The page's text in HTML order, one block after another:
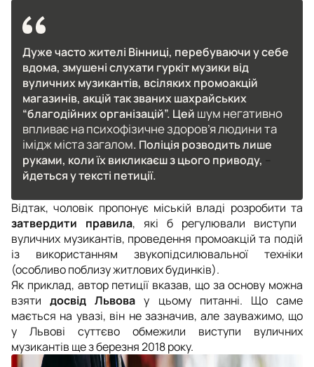
Дуже часто жителі Вінниці, перебуваючи у себе
вдома, змушені слухати гуркіт музики від
вуличних музикантів, всіляких промоакцій
магазинів, акцій так званих шахрайських
“благодійних організацій”. Цей шум негативно
впливає на психофізичне здоров’я людини та
імідж міста загалом. Поліція розводить лише
руками, коли їх викликаєш з цього приводу,
йдеться у тексті петиції.
Відтак, чоловік пропонує міській владі розробити та
затвердити правила, які б регулювали виступи
вуличних музикантів, проведення промоакцій та подій
із використанням звукопідсилювальної техніки
(особливо поблизу житлових будинків).
Як приклад, автор петиції вказав, що за основу можна
взятидосвід Львова у цьому питанні. Що саме
мається на увазі, він не зазначив, але зауважимо, що
у Львові суттєво обмежили виступи вуличних
музикантів ще з березня 2018 року.